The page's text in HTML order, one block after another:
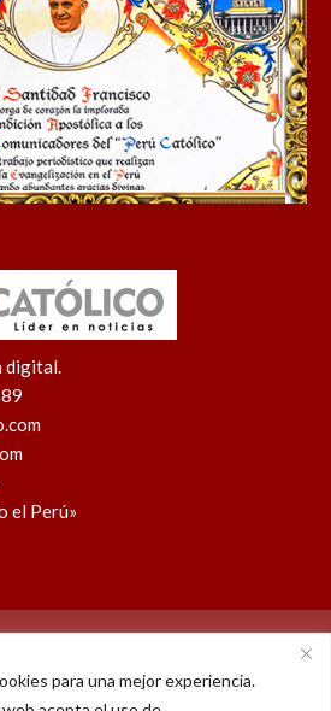
para una mejor experiencia.
digital.
el Perú»